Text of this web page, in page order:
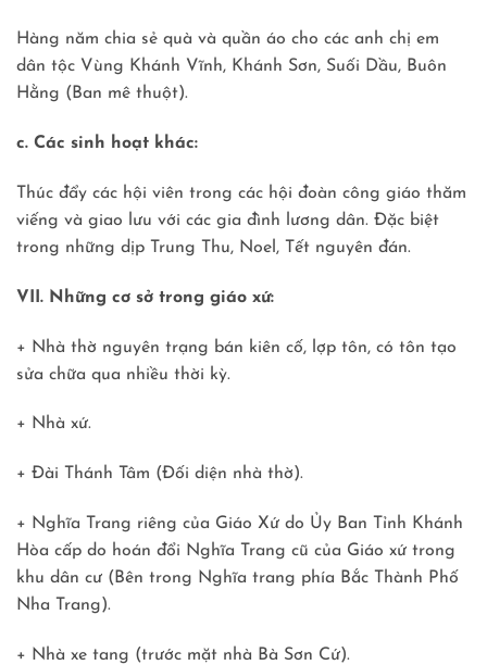
Hàng năm chia sẻ quà và quần áo cho các anh chị em
dân tộc Vùng Khánh Vĩnh, Khánh Sơn, Suối Dầu, Buôn
Hằng (Ban mê thuột).
c. Các sinh hoạt khác:
Thúc đẩy các hội viên trong các hội đoàn công giáo thăm
viếng và giao lưu với các gia đình lương dân. Đặc biệt
trong những dịp Trung Thu, Noel, Tết nguyên đán.
VII. Những cơ sở trong giáo xứ:
+ Nhà thờ nguyên trạng bán kiên cố, lợp tôn, có tôn tạo
sửa chữa qua nhiều thời kỳ.
+ Nhà xứ.
+ Đài Thánh Tâm (Đối diện nhà thờ).
+ Nghĩa Trang riêng của Giáo Xứ do Ủy Ban Tỉnh Khánh
Hòa cấp do hoán đổi Nghĩa Trang cũ của Giáo xứ trong
khu dân cư (Bên trong Nghĩa trang phía Bắc Thành Phố
Nha Trang).
+ Nhà xe tang (trước mặt nhà Bà Sơn Cứ).